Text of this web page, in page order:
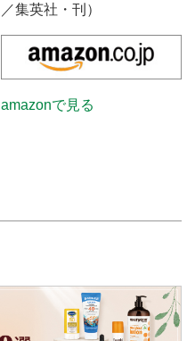
／集英社・刊）
amazonで見る